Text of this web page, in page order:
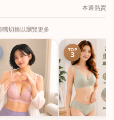
本週熱賣
嘴切換以瀏覽更多
TOP
3